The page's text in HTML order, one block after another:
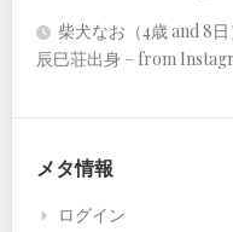
柴犬なお（4歳 and 8
辰巳荘出身 – from
メタ情報
ログイン